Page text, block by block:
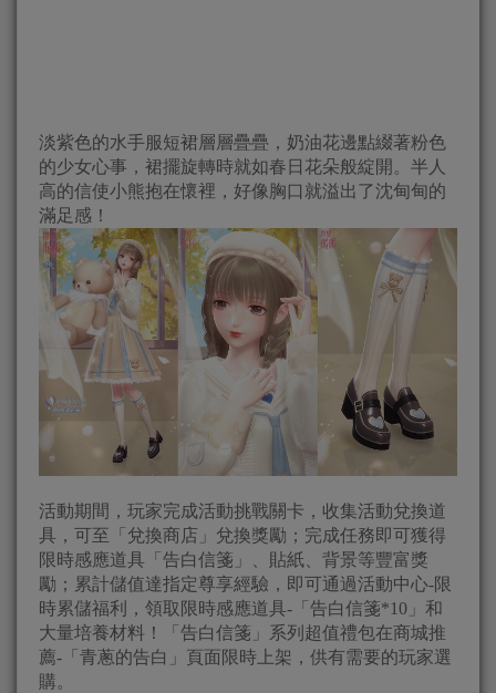
淡紫色的水手服短裙層層疊疊，奶油花邊點綴著粉色
的少女心事，裙擺旋轉時就如春日花朵般綻開。半人
高的信使小熊抱在懷裡，好像胸口就溢出了沈甸甸的
滿足感！
活動期間，玩家完成活動挑戰關卡，收集活動兌換道
具，可至「兌換商店」兌換獎勵；完成任務即可獲得
限時感應道具「告白信箋」、貼紙、背景等豐富獎
勵；累計儲值達指定尊享經驗，即可通過活動中心-限
時累儲福利，領取限時感應道具-「告白信箋*10」和
大量培養材料！「告白信箋」系列超值禮包在商城推
薦-「青蔥的告白」頁面限時上架，供有需要的玩家選
購。